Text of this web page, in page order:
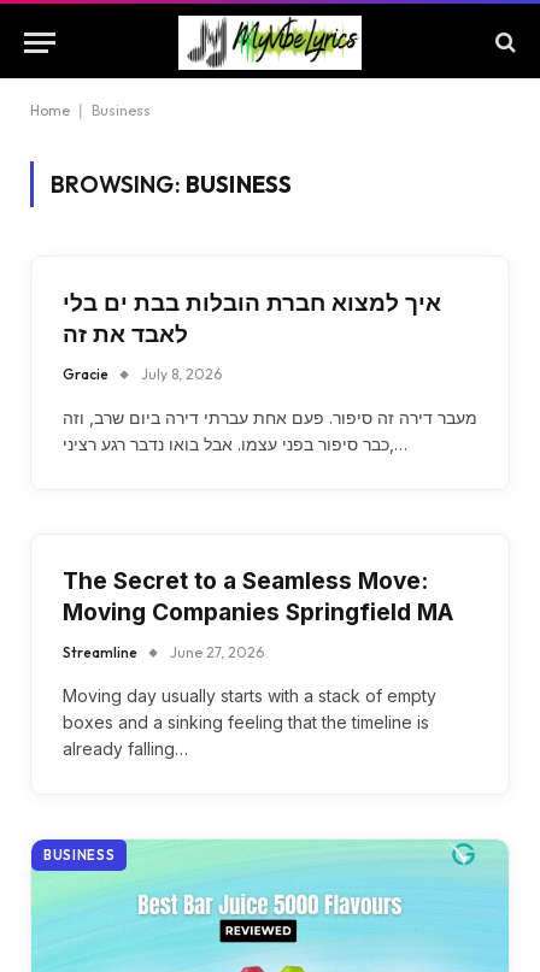
Home Business
BROWSING: BUSINESS
איך למצוא חברת הובלות בבת ים בלי
לאבד את זה
Gracie July 8, 2026
מעבר דירה זה סיפור. פעם אחת עברתי דירה ביום שרב, וזה
כבר סיפור בפני עצמו. אבל בואו נדבר רגע רציני,…
The Secret to a Seamless Move:
Moving Companies Springfield MA
Streamline June 27, 2026
Moving day usually starts with a stack of empty
boxes and a sinking feeling that the timeline is
already falling…
BUSINESS